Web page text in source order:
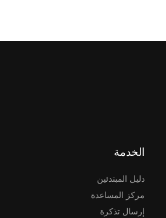
الخدمة
دليل المبتدئين
مركز المساعدة
إرسال تذكرة